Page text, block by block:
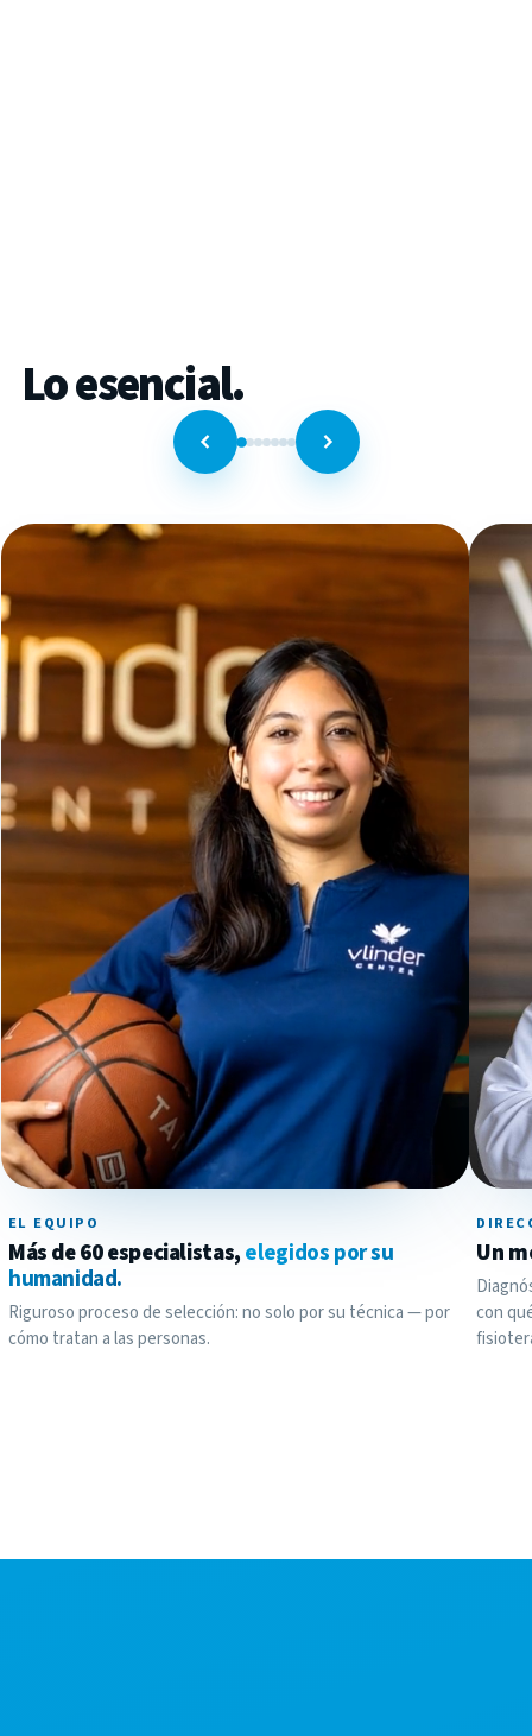
Loesencial.
EL EQUIPO
Más de 60 especialistas,elegidos por su
humanidad.
Riguroso proceso de selección: no solo por su técnica — por
cómo tratan a las personas.
Un
con